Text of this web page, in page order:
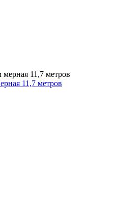
11,7 метров